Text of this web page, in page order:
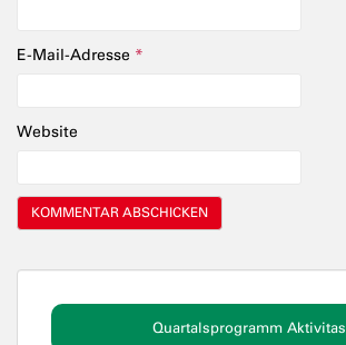
E-Mail-Adresse *
Website
Quartalsprogramm Aktivitas